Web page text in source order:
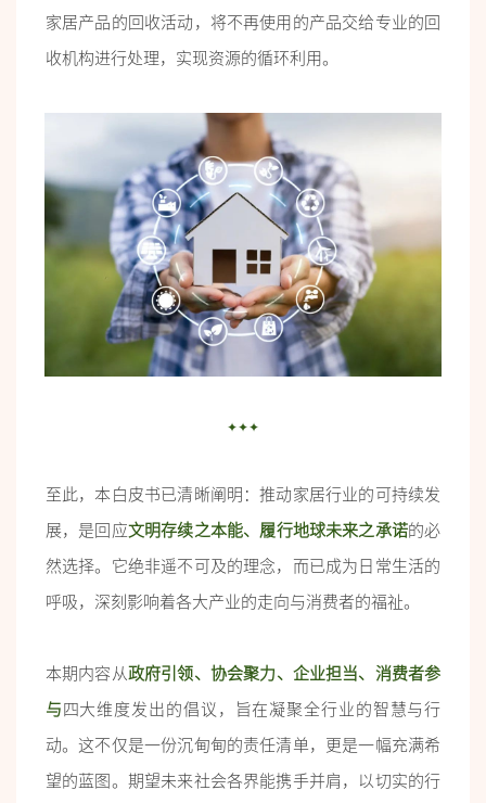
家居产品的回收活动，将不再使用的产品交给专业的回
收机构进行处理，实现资源的循环利用。
✦✦✦
至此，本白皮书已清晰阐明：推动家居行业的可持续发
展，是回应文明存续之本能、履行地球未来之承诺的必
然选择。它绝非遥不可及的理念，而已成为日常生活的
呼吸，深刻影响着各大产业的走向与消费者的福祉。
本期内容从政府引领、协会聚力、企业担当、消费者参
与四大维度发出的倡议，旨在凝聚全行业的智慧与行
动。这不仅是一份沉甸甸的责任清单，更是一幅充满希
望的蓝图。期望未来社会各界能携手并肩，以切实的行